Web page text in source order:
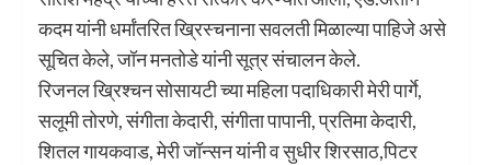
कदम यांनी धर्मांतरित ख्रिस्चनाना सवलती मिळाल्या पाहिजे असे
सूचित केले, जॉन मनतोडे यांनी सूत्र संचालन केले.
रिजनल ख्रिश्चन सोसायटी च्या महिला पदाधिकारी मेरी पार्गे,
सलूमी तोरणे, संगीता केदारी, संगीता पापानी, प्रतिमा केदारी,
शितल गायकवाड, मेरी जॉन्सन यांनी व सुधीर शिरसाठ,पिटर